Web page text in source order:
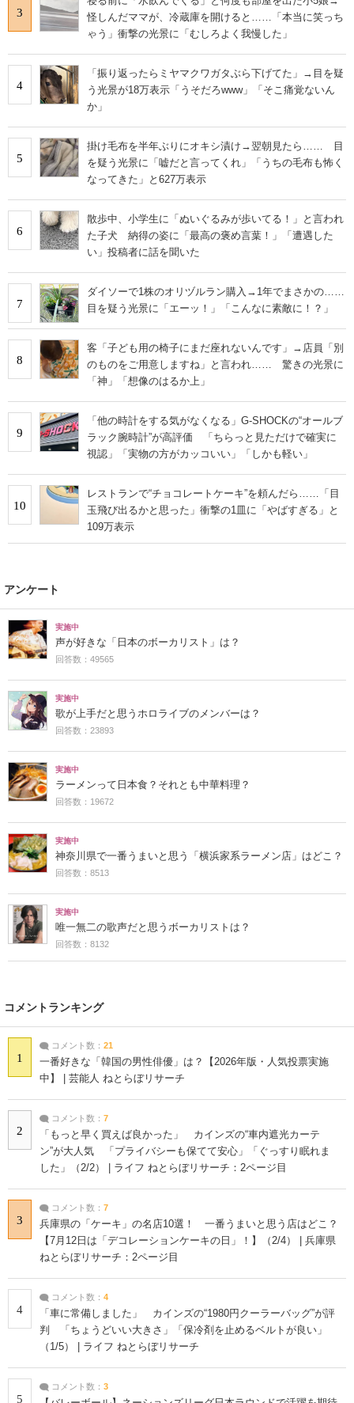
3
怪しんだママが、冷蔵庫を開けると……「本当に笑っち
ゃう」衝撃の光景に「むしろよく我慢した」
4
「振り返ったらミヤマクワガタぶら下げてた」→目を疑
う光景が18万表示「うそだろwww」「そこ痛覚ないん
か」
5
掛け毛布を半年ぶりにオキシ漬け→翌朝見たら…… 目
を疑う光景に「嘘だと言ってくれ」「うちの毛布も怖く
なってきた」と627万表示
6
散歩中、小学生に「ぬいぐるみが歩いてる！」と言われ
た子犬 納得の姿に「最高の褒め言葉！」「遭遇した
い」投稿者に話を聞いた
7
ダイソーで1株のオリヅルラン購入→1年でまさかの……
目を疑う光景に「エーッ！」「こんなに素敵に！？」
8
客「子ども用の椅子にまだ座れないんです」→店員「別
のものをご用意しますね」と言われ…… 驚きの光景に
「神」「想像のはるか上」
9
「他の時計をする気がなくなる」G-SHOCKの“オールブ
ラック腕時計”が高評価 「ちらっと見ただけで確実に
視認」「実物の方がカッコいい」「しかも軽い」
10
レストランで“チョコレートケーキ”を頼んだら……「目
玉飛び出るかと思った」衝撃の1皿に「やばすぎる」と
109万表示
アンケート
実施中
声が好きな「日本のボーカリスト」は？
回答数：49565
実施中
歌が上手だと思うホロライブのメンバーは？
回答数：23893
実施中
ラーメンって日本食？それとも中華料理？
回答数：19672
実施中
神奈川県で一番うまいと思う「横浜家系ラーメン店」はどこ？
回答数：8513
実施中
唯一無二の歌声だと思うボーカリストは？
回答数：8132
コメントランキング
1
コメント数： 21
一番好きな「韓国の男性俳優」は？【2026年版・人気投票実施
中】 | 芸能人 ねとらぼリサーチ
2
コメント数： 7
「もっと早く買えば良かった」 カインズの“車内遮光カーテ
ン”が大人気 「プライバシーも保てて安心」「ぐっすり眠れま
した」（2/2） | ライフ ねとらぼリサーチ：2ページ目
3
コメント数： 7
兵庫県の「ケーキ」の名店10選！ 一番うまいと思う店はどこ？
【7月12日は「デコレーションケーキの日」！】（2/4） | 兵庫県
ねとらぼリサーチ：2ページ目
4
コメント数： 4
「車に常備しました」 カインズの“1980円クーラーバッグ”が評
判 「ちょうどいい大きさ」「保冷剤を止めるベルトが良い」
（1/5） | ライフ ねとらぼリサーチ
5
コメント数： 3